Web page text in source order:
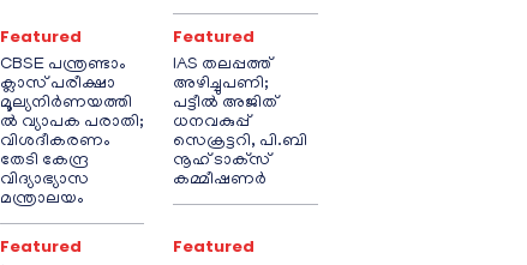
Featured
CBSE പന്ത്രണ്ടാം
ക്ലാസ് പരീക്ഷാ
മൂല്യനിർണയത്തി
ൽ വ്യാപക പരാതി;
വിശദീകരണം
തേടി കേന്ദ്ര
വിദ്യാഭ്യാസ
മന്ത്രാലയം
Featured
IAS തലപ്പത്ത്
അഴിച്ചുപണി;
പട്ടീല്‍ അജിത്
ധനവകുപ്പ്
സെക്രട്ടറി, പി.ബി
നൂഹ് ടാക്‌സ്
കമ്മീഷണര്‍
Featured Featured